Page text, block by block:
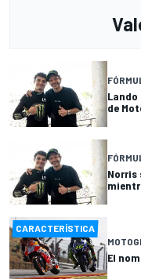
de
Norris
CARACTERÍSTICA
El